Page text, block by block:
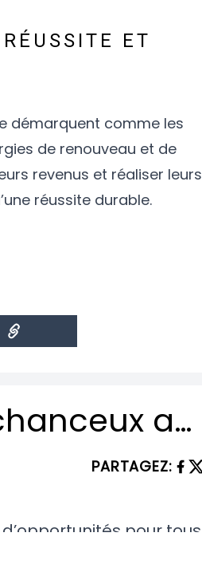
ET
démarquent comme les
de renouveau et de
revenus et réaliser leurs
réussite durable.
Les 7 Signes du Zodiaque LES PLUS chanceux avec l’Argent et au Travail en Mai 2025
PARTAGEZ:
pour tous